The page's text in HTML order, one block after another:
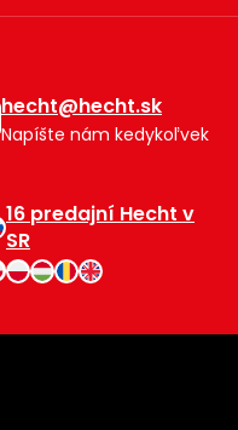
hecht@hecht.sk
Napíšte nám kedykoľvek
16 predajní Hecht v
SR